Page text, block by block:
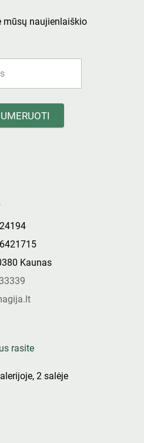
mūsų naujienlaiškio
Kaunas
rasite
2 salėje